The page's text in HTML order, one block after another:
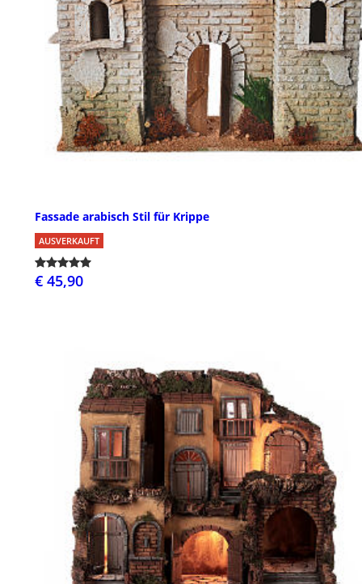
Fassade arabisch Stil für Krippe
AUSVERKAUFT
€ 45,90